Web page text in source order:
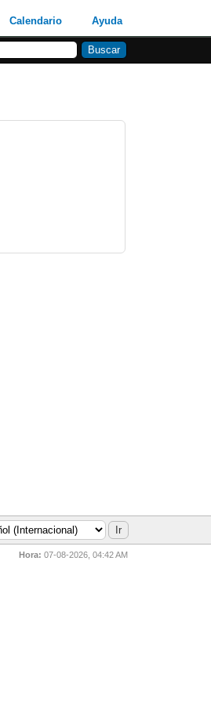
Calendario Ayuda
Hora: 07-08-2026, 04:42 AM